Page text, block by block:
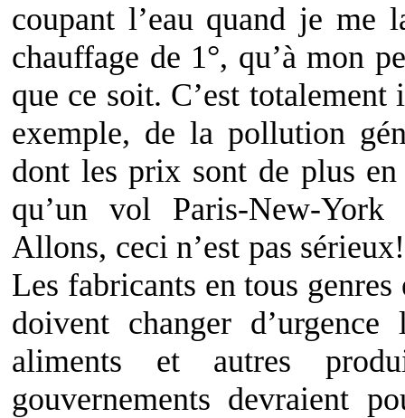
coupant l’eau quand je me
chauffage de 1°, qu’à mon
que ce soit. C’est
exemple, de la pollution
dont les prix sont de plus
qu’un vol Paris-New-
Allons, ceci n’est pas
Les fabricants en tous
doivent changer
aliments et autres
gouvernements devraient